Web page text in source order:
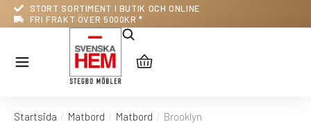
STORT SORTIMENT I BUTIK OCH ONLINE
FRI FRAKT ÖVER 5000KR *
Du är här:
Startsida Matbord Matbord Brooklyn